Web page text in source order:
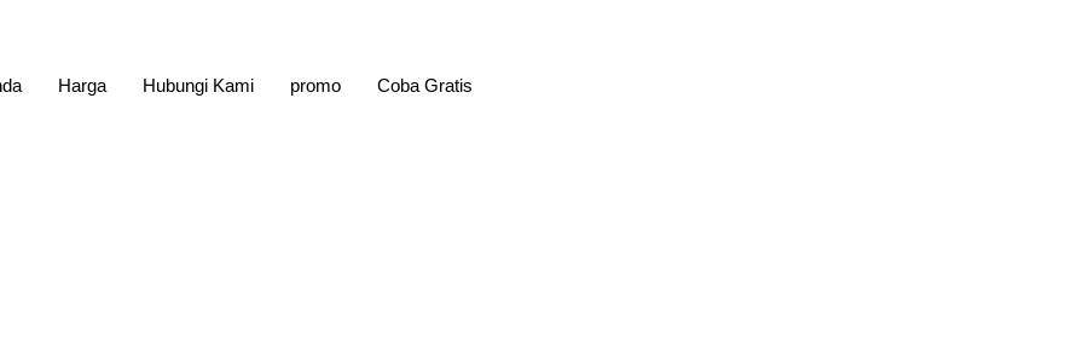
Harga Hubungi Kami promo Coba Gratis